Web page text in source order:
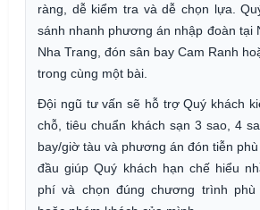
ràng, dễ kiểm tra và dễ chọn lựa.
sánh nhanh phương án nhập đoàn tại
Nha Trang, đón sân bay Cam Ranh
trong cùng một bài.
Đội ngũ tư vấn sẽ hỗ trợ Quý khách
chỗ, tiêu chuẩn khách sạn 3 sao, 4
bay/giờ tàu và phương án đón tiễn
đầu giúp Quý khách hạn chế hiểu
phí và chọn đúng chương trình